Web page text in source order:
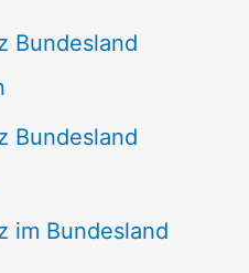
Bundesland
Bundesland
im Bundesland